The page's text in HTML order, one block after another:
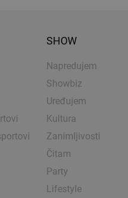
SHOW
Napredujem
Showbiz
Uređujem
Kultura
Zanimljivosti
Čitam
Party
Lifestyle